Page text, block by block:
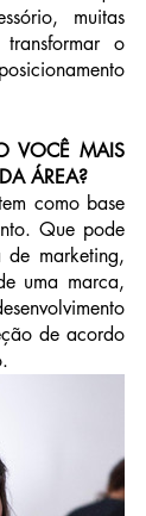
muitas
o
VOCÊ MAIS
ÁREA?
como base
Que pode
marketing,
uma marca,
de acordo